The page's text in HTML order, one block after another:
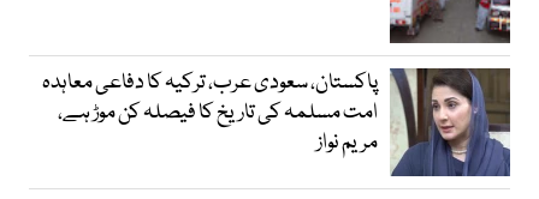
پاکستان، سعودی عرب، ترکیہ کا دفاعی معاہدہ
امت مسلمہ کی تاریخ کا فیصلہ کن موڑ ہے،
مریم نواز